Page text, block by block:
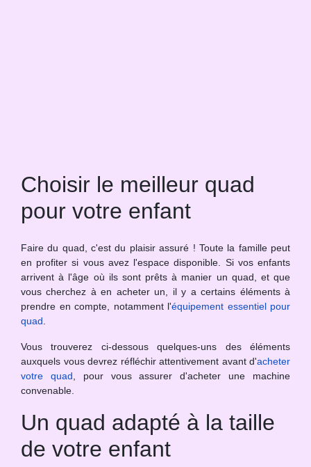
Choisir le meilleur quad
pour votre enfant
Faire du quad, c'est du plaisir assuré ! Toute la famille peut
en profiter si vous avez l'espace disponible. Si vos enfants
arrivent à l'âge où ils sont prêts à manier un quad, et que
vous cherchez à en acheter un, il y a certains éléments à
prendre en compte, notamment l'équipement essentiel pour
quad
Vous trouverez ci-dessous quelques-uns des éléments
auxquels vous devrez réfléchir attentivement avant d'acheter
votre quad , pour vous assurer d'acheter une machine
convenable.
Un quad adapté à la taille
de votre enfant